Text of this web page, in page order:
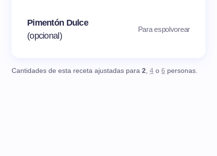
Pimentón Dulce
(opcional)
Para espolvorear
Cantidades de esta receta ajustadas para 2, 4 o 6 personas.